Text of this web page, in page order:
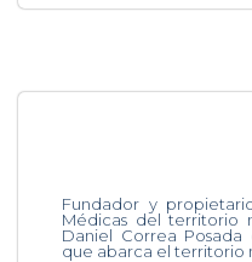
Fundador y
Médicas del territorio
Daniel Correa
que abarca el territorio